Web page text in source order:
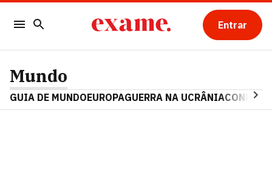
Entrar
Mundo
GUIA DE MUNDOEUROPAGUERRA NA UCRÂNIA